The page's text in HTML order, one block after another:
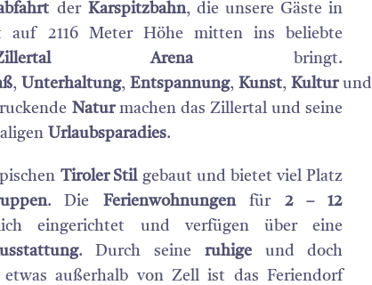
der Karspitzbahn, die unsere Gäste in
auf 2116 Meter Höhe mitten ins beliebte
Arenabringt.
, Unterhaltung, Entspannung, Kunst, Kulturund
Naturmachen das Zillertal und seine
Urlaubsparadies.
Tiroler Stilgebaut und bietet viel Platz
. Die Ferienwohnungenfür 2 – 12
eingerichtet und verfügen über eine
. Durch seine ruhige und doch
etwas außerhalb von Zell ist das Feriendorf